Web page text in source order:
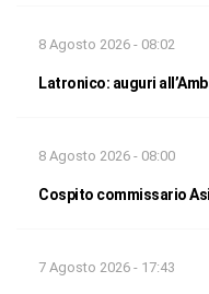
8 Agosto 2026 - 08:02
Latronico: auguri
8 Agosto 2026 - 08:00
Cospito commissario
7 Agosto 2026 - 17:43